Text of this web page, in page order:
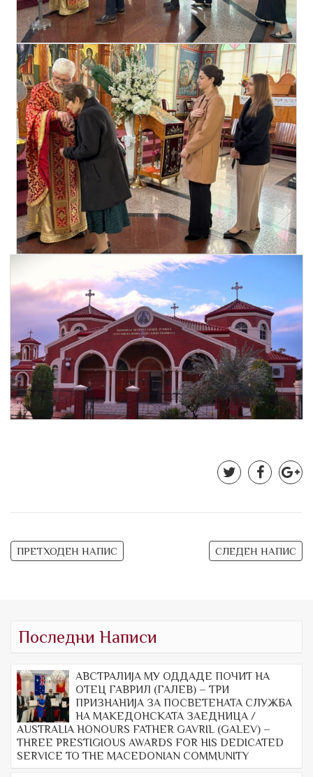
Навигација
ПРЕТХОДЕН НАПИС СЛЕДЕН НАПИС
Последни Написи
АВСТРАЛИЈА МУ ОДДАДЕ ПОЧИТ НА
ОТЕЦ ГАВРИЛ (ГАЛЕВ) – ТРИ
ПРИЗНАНИЈА ЗА ПОСВЕТЕНАТА СЛУЖБА
НА МАКЕДОНСКАТА ЗАЕДНИЦА /
AUSTRALIA HONOURS FATHER GAVRIL (GALEV) –
THREE PRESTIGIOUS AWARDS FOR HIS DEDICATED
SERVICE TO THE MACEDONIAN COMMUNITY